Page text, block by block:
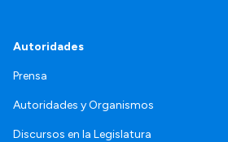
Autoridades
Prensa
Autoridades y Organismos
Discursos en la Legislatura